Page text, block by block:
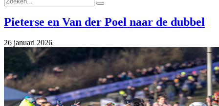
Pieterse en Van der Poel naar de dubbel
26 januari 2026